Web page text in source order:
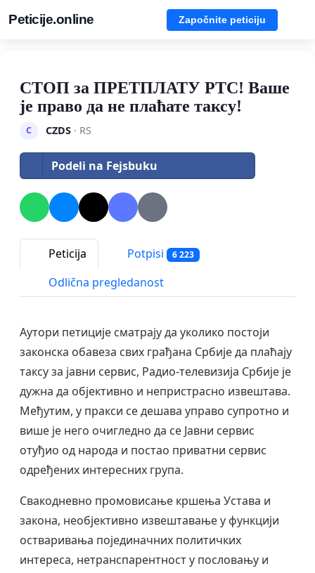
Peticije.online Započnite peticiju
СТОП за ПРЕТПЛАТУ РТС! Ваше
је право да не плаћате таксу!
C CZDS· RS
Podeli na Fejsbuku
Peticija Potpisi 6 223
Odlična pregledanost
Аутори петиције сматрају да уколико постоји
законска обавеза свих грађана Србије да плаћају
таксу за јавни сервис, Радио-телевизија Србије је
дужна да објективно и непристрасно извештава.
Међутим, у пракси се дешава управо супротно и
више је него очигледно да се Јавни сервис
отуђио од народа и постао приватни сервис
одређених интересних група.
Свакодневно промовисање кршења Устава и
закона, необјективно извештавање у функцији
остваривања појединачних политичких
интереса, нетранспарентност у пословању и